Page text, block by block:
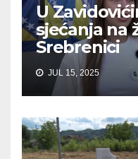
U
sjećanja na
Srebrenici
JUL 15, 2025